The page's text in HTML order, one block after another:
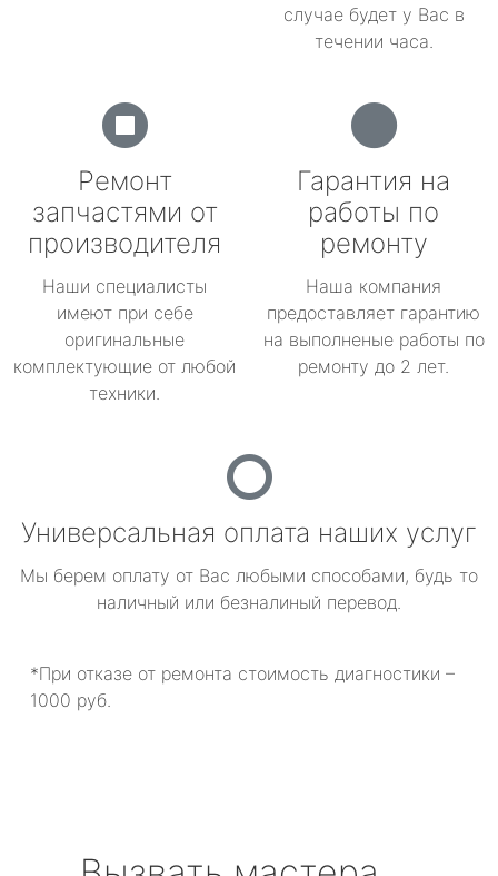
случае будет у Вас в
течении часа.
Ремонт
запчастями от
производителя
Наши специалисты
имеют при себе
оригинальные
комплектующие от любой
техники.
Гарантия на
работы по
ремонту
Наша компания
предоставляет гарантию
на выполненые работы по
ремонту до 2 лет.
Универсальная оплата наших услуг
Мы берем оплату от Вас любыми способами, будь то
наличный или безналиный перевод.
*При отказе от ремонта стоимость диагностики –
1000 руб.